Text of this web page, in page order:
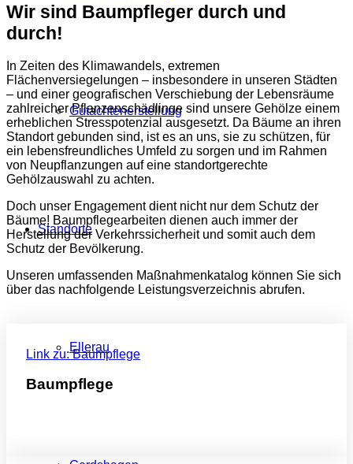
Gutachtenerstellung
Standorte
Ellerau
Wir sind Baumpfleger durch und
durch!
In Zeiten des Klimawandels, extremen
Flächenversiegelungen – insbesondere in unseren Städten
– und einer geografischen Verschiebung der Lebensräume
zahlreicher Pflanzenschädlinge sind unsere Gehölze einem
erheblichen Stresspotenzial ausgesetzt. Da Bäume an ihren
Standort gebunden sind, ist es an uns, sie zu schützen, für
ein lebensfreundliches Umfeld zu sorgen und im Rahmen
von Neupflanzungen auf eine standortgerechte
Gehölzauswahl zu achten.
Doch unser Engagement dient nicht nur dem Schutz der
Bäume! Baumpflegearbeiten dienen auch immer der
Herstellung der Verkehrssicherheit und somit auch dem
Schutz der Bevölkerung.
Unseren umfassenden Maßnahmenkatalog können Sie sich
über das nachfolgende Leistungsverzeichnis abrufen.
Link zu: Baumpflege
Baumpflege